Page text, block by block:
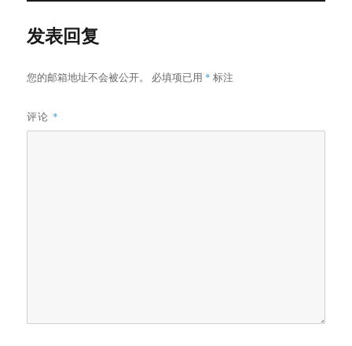
发表回复
您的邮箱地址不会被公开。 必填项已用 * 标注
评论 *